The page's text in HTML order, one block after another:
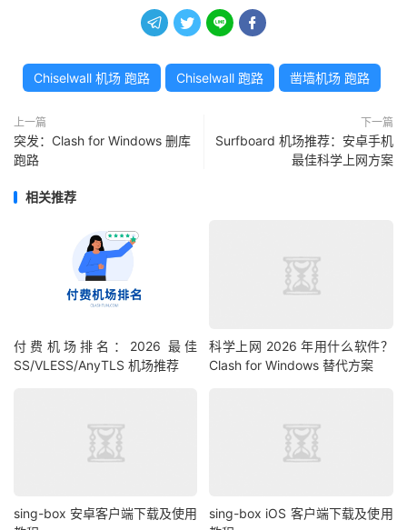
   
Chiselwall 机场 跑路 Chiselwall 跑路 凿墙机场 跑路
上一篇
突发：Clash for Windows 删库
跑路
下一篇
Surfboard 机场推荐：安卓手机
最佳科学上网方案
相关推荐
付费机场排名：2026 最佳
SS/VLESS/AnyTLS 机场推荐
科学上网 2026 年用什么软件？
Clash for Windows 替代方案
sing-box 安卓客户端下载及使用
sing-box iOS 客户端下载及使用